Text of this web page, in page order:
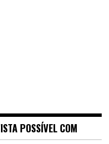
POSSÍVEL COM